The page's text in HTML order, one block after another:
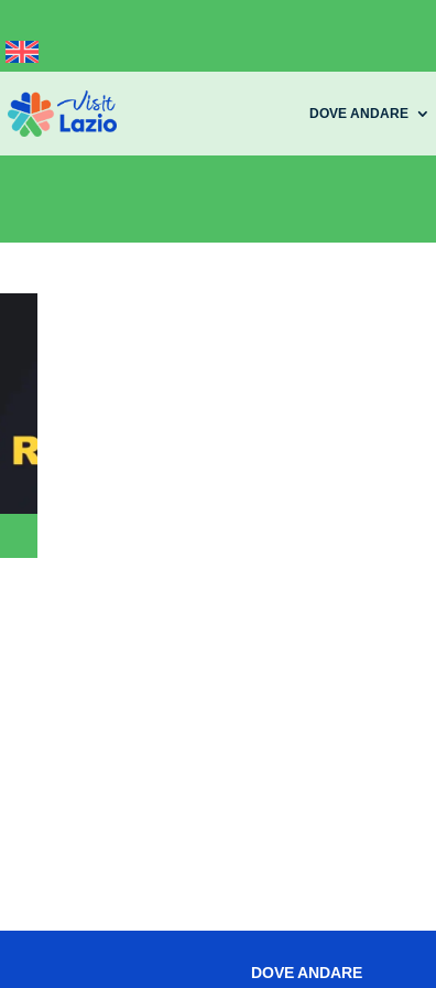
DOVE ANDARE
DOVE ANDARE